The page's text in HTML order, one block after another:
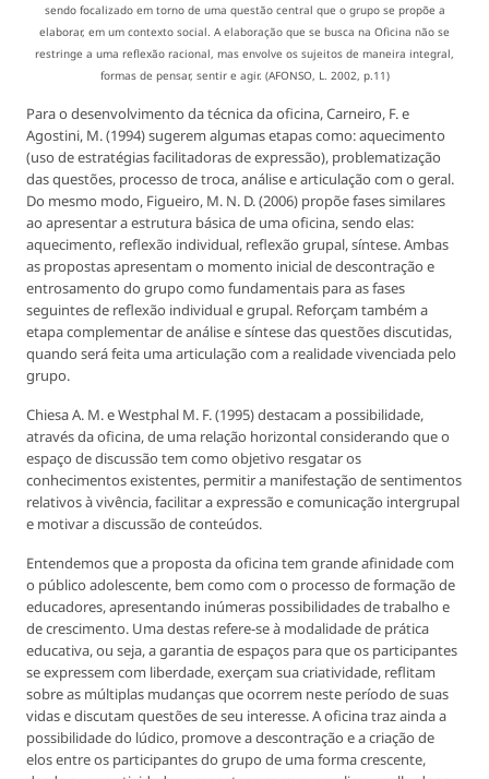
sendo focalizado em torno de uma questão central que o grupo se propõe a
elaborar, em um contexto social. A elaboração que se busca na Oficina não se
restringe a uma reflexão racional, mas envolve os sujeitos de maneira integral,
formas de pensar, sentir e agir. (AFONSO, L. 2002, p.11)
Para o desenvolvimento da técnica da oficina, Carneiro, F. e
Agostini, M. (1994) sugerem algumas etapas como: aquecimento
(uso de estratégias facilitadoras de expressão), problematização
das questões, processo de troca, análise e articulação com o geral.
Do mesmo modo, Figueiro, M. N. D. (2006) propõe fases similares
ao apresentar a estrutura básica de uma oficina, sendo elas:
aquecimento, reflexão individual, reflexão grupal, síntese. Ambas
as propostas apresentam o momento inicial de descontração e
entrosamento do grupo como fundamentais para as fases
seguintes de reflexão individual e grupal. Reforçam também a
etapa complementar de análise e síntese das questões discutidas,
quando será feita uma articulação com a realidade vivenciada pelo
grupo.
Chiesa A. M. e Westphal M. F. (1995) destacam a possibilidade,
através da oficina, de uma relação horizontal considerando que o
espaço de discussão tem como objetivo resgatar os
conhecimentos existentes, permitir a manifestação de sentimentos
relativos à vivência, facilitar a expressão e comunicação intergrupal
e motivar a discussão de conteúdos.
Entendemos que a proposta da oficina tem grande afinidade com
o público adolescente, bem como com o processo de formação de
educadores, apresentando inúmeras possibilidades de trabalho e
de crescimento. Uma destas refere-se à modalidade de prática
educativa, ou seja, a garantia de espaços para que os participantes
se expressem com liberdade, exerçam sua criatividade, reflitam
sobre as múltiplas mudanças que ocorrem neste período de suas
vidas e discutam questões de seu interesse. A oficina traz ainda a
possibilidade do lúdico, promove a descontração e a criação de
elos entre os participantes do grupo de uma forma crescente,